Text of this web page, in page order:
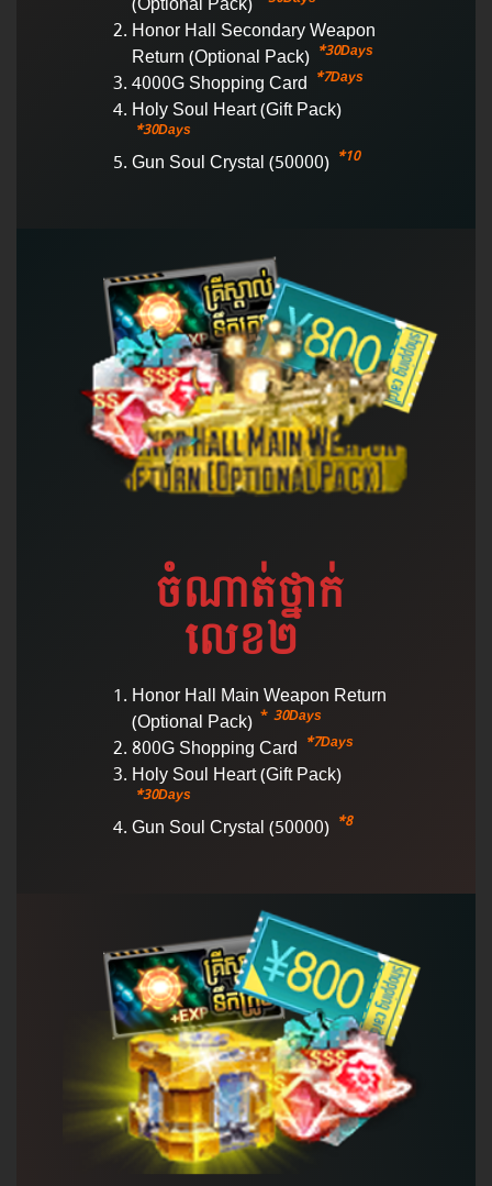
Honor Hall Secondary Weapon
Return (Optional Pack) *30Days
4000G Shopping Card *7Days
Holy Soul Heart (Gift Pack)
*30Days
Gun Soul Crystal (50000) *10
ចំណាត់​ថ្នាក់​
លេខ២
Honor Hall Main Weapon Return
(Optional Pack) * 30Days
800G Shopping Card *7Days
Holy Soul Heart (Gift Pack)
*30Days
Gun Soul Crystal (50000) *8